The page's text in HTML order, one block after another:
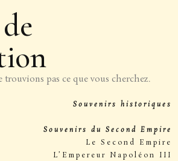
trouvions pas ce que vous cherchez.
Souvenirs historiques
Souvenirs du Second Empire
Le Second Empire
L’Empereur Napoléon III